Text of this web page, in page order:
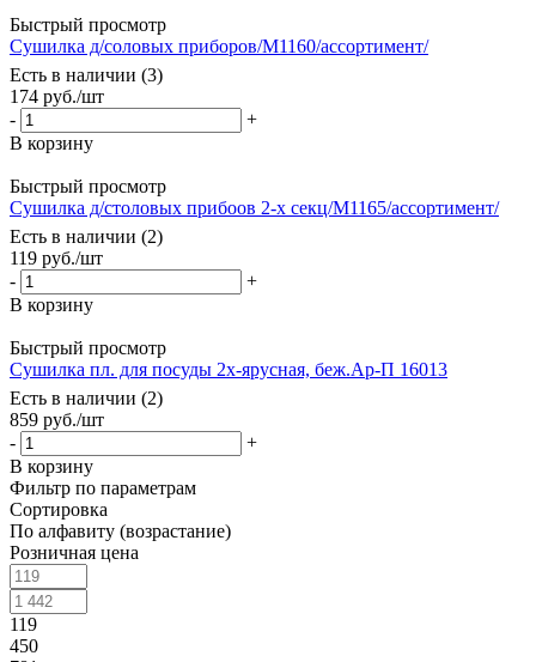
Быстрый просмотр
Сушилка д/соловых приборов/М1160/ассортимент/
Есть в наличии (3)
174 руб./шт
-
+
В корзину
Быстрый просмотр
Сушилка д/столовых прибоов 2-х секц/М1165/ассортимент/
Есть в наличии (2)
119 руб./шт
-
+
В корзину
Быстрый просмотр
Сушилка пл. для посуды 2х-ярусная, беж.Ар-П 16013
Есть в наличии (2)
859 руб./шт
-
+
В корзину
Фильтр по параметрам
Сортировка
По алфавиту (возрастание)
Розничная цена
119
450